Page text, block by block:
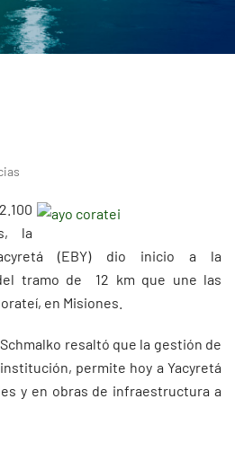
la
(EBY) dio inicio a la
tramo de 12 km que une las
en Misiones.
resaltó que la gestión de
permite hoy a Yacyretá
y en obras de infraestructura a